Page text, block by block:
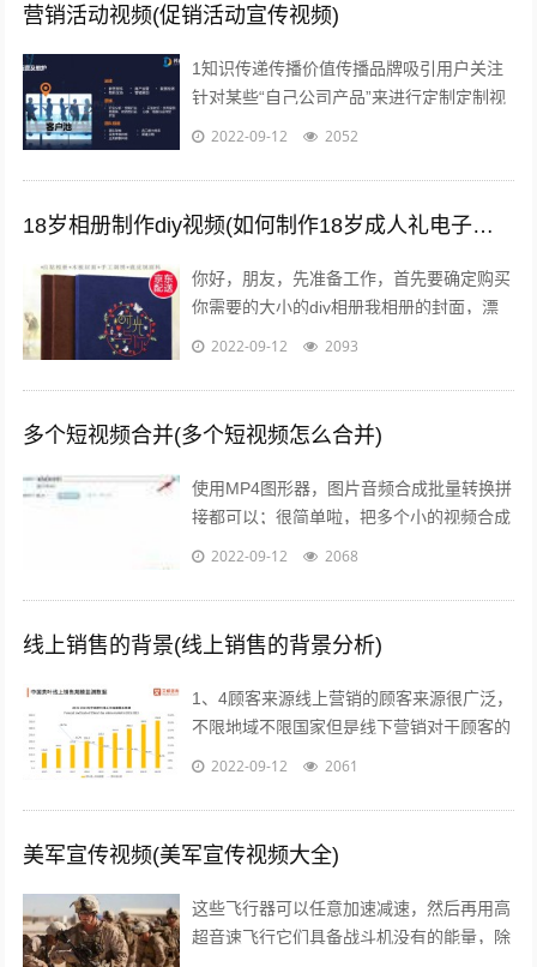
营销活动视频(促销活动宣传视频)
1知识传递传播价值传播品牌吸引用户关注
针对某些“自己公司产品”来进行定制定制视
频创作在视频营销中占了一大块，毕竟视频
2022-09-12 2052
18岁相册制作diy视频(如何制作18岁成人礼电子相册)
你好，朋友，先准备工作，首先要确定购买
你需要的大小的diy相册我相册的封面，漂
亮吧，在淘宝网创爱园买的准备一本相册，
2022-09-12 2093
多个短视频合并(多个短视频怎么合并)
使用MP4图形器，图片音频合成批量转换拼
接都可以；很简单啦，把多个小的视频合成
一个大的视频需要使用视频编辑软件，可以
2022-09-12 2068
线上销售的背景(线上销售的背景分析)
1、4顾客来源线上营销的顾客来源很广泛，
不限地域不限国家但是线下营销对于顾客的
选择性来说就大打折扣，人数很少，当然更
2022-09-12 2061
美军宣传视频(美军宣传视频大全)
这些飞行器可以任意加速减速，然后再用高
超音速飞行它们具备战斗机没有的能量，除